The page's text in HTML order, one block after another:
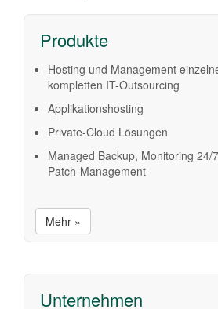
Produkte
Hosting und Management
kompletten IT-Outsourcing
Applikationshosting
Private-Cloud Lösungen
Managed Backup, Monitoring 24/
Patch-Management
Mehr »
Unternehmen